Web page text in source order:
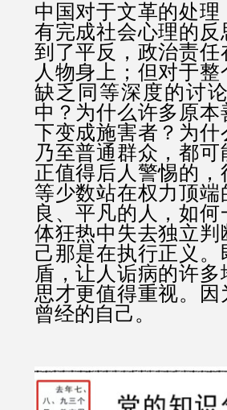
中国对于文革的处
有完成社会心理的
到了平反，政治责
人物身上；但对于
缺乏同等深度的讨
中？为什么许多原
下变成施害者？为
乃至普通群众，都
正值得后人警惕的
等少数站在权力顶
良、平凡的人，如
体狂热中失去独立
己那是在执行正义
盾，让人诟病的许
思才更值得重视。
曾经的自己。